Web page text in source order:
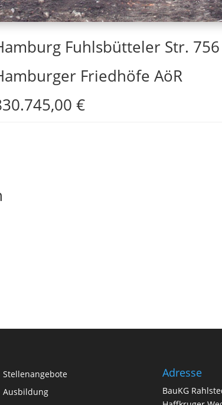
Fuhlsbütteler Str. 756
Friedhöfe AöR
€
Stellenangebote
Ausbildung
Adresse
BauKG